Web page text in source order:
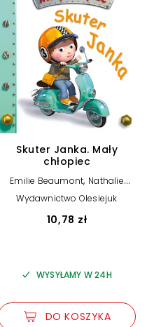
Skuter Janka. Mały
chłopiec
Emilie Beaumont, Nathalie
Belineau
Alexis Nesme (ilustr.)
Wydawnictwo Olesiejuk
10,78 zł
WYSYŁAMY W 24H
DO KOSZYKA